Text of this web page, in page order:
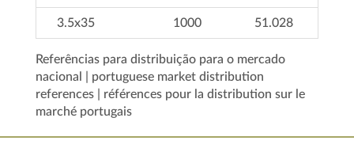
3.5x35 1000 51.028
Referências para distribuição para o mercado
nacional | portuguese market distribution
references | références pour la distribution sur le
marché portugais